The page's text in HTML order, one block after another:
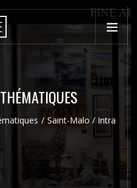
Saint-Malo / Intra